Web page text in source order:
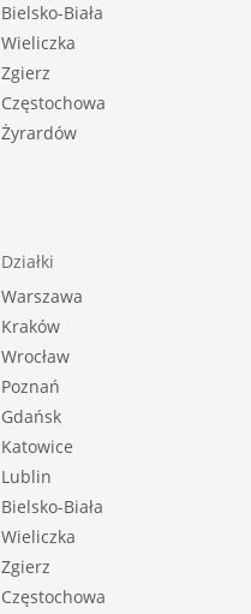
Bielsko-Biała
Wieliczka
Zgierz
Częstochowa
Żyrardów
Działki
Warszawa
Kraków
Wrocław
Poznań
Gdańsk
Katowice
Lublin
Bielsko-Biała
Wieliczka
Zgierz
Częstochowa